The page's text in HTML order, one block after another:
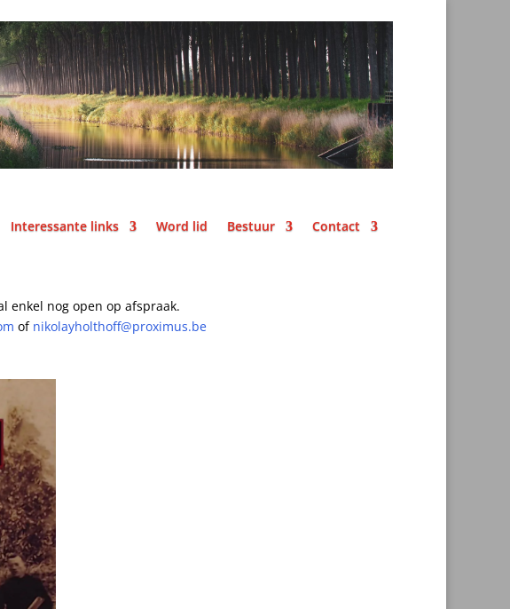
Interessante links Word lid Bestuur Contact
enkel nog open op afspraak.
of nikolayholthoff@proximus.be